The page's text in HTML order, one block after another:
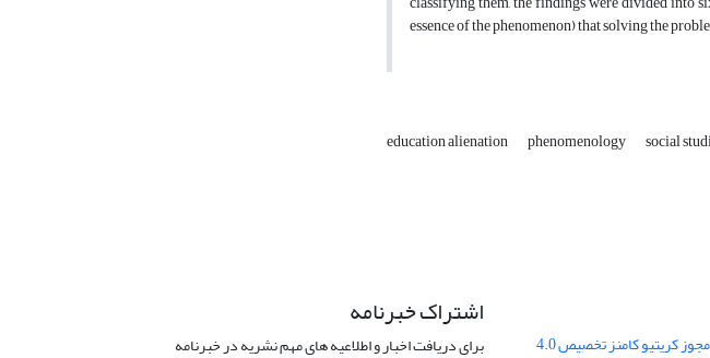
essence of the phenomenon) that solving the
education alienation phenomenology social
مجوز کریتیو کامنز تخصیص 4.0
اشتراک خبرنامه
برای دریافت اخبار و اطلاعیه های مهم نشریه در خبرنامه